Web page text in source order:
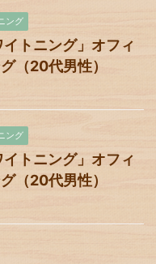
ング
イトニング」オフィ
（20代男性）
ング
イトニング」オフィ
（20代男性）